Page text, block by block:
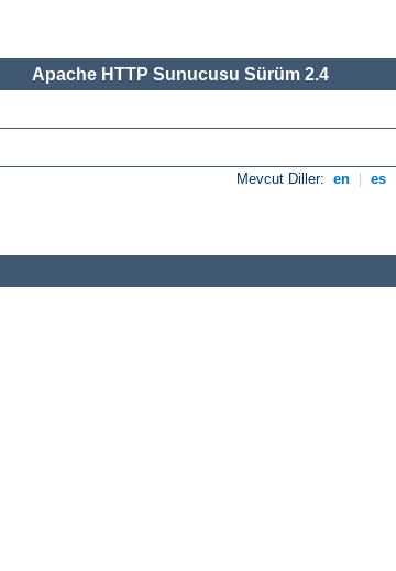
Apache HTTP Sunucusu Sürüm 2.4
Mevcut Diller: en es